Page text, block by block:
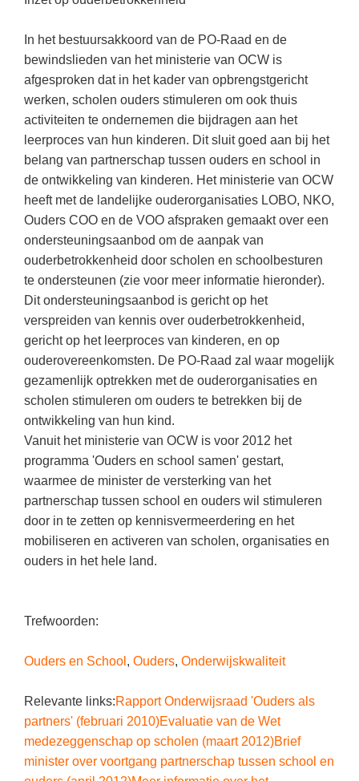
In het bestuursakkoord van de PO-Raad en de
bewindslieden van het ministerie van OCW is
afgesproken dat in het kader van opbrengstgericht
werken, scholen ouders stimuleren om ook thuis
activiteiten te ondernemen die bijdragen aan het
leerproces van hun kinderen. Dit sluit goed aan bij het
belang van partnerschap tussen ouders en school in
de ontwikkeling van kinderen. Het ministerie van OCW
heeft met de landelijke ouderorganisaties LOBO, NKO,
Ouders COO en de VOO afspraken gemaakt over een
ondersteuningsaanbod om de aanpak van
ouderbetrokkenheid door scholen en schoolbesturen
te ondersteunen (zie voor meer informatie hieronder).
Dit ondersteuningsaanbod is gericht op het
verspreiden van kennis over ouderbetrokkenheid,
gericht op het leerproces van kinderen, en op
ouderovereenkomsten. De PO-Raad zal waar mogelijk
gezamenlijk optrekken met de ouderorganisaties en
scholen stimuleren om ouders te betrekken bij de
ontwikkeling van hun kind.
Vanuit het ministerie van OCW is voor 2012 het
programma 'Ouders en school samen' gestart,
waarmee de minister de versterking van het
partnerschap tussen school en ouders wil stimuleren
door in te zetten op kennisvermeerdering en het
mobiliseren en activeren van scholen, organisaties en
ouders in het hele land.
Trefwoorden:
Ouders en School , Ouders, Onderwijskwaliteit
Relevante links:Rapport Onderwijsraad 'Ouders als
partners' (februari 2010)Evaluatie van de Wet
medezeggenschap op scholen (maart 2012)Brief
minister over voortgang partnerschap tussen school en